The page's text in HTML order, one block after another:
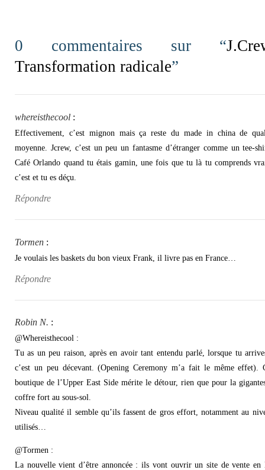
0 commentaires sur “
Transformation radicale”
whereisthecool :
Effectivement, c’est mignon mais ça reste du made in china de
moyenne. Jcrew, c’est un peu un fantasme d’étranger comme un tee-
Café Orlando quand tu étais gamin, une fois que tu là tu comprends
c’est et tu es déçu.
Répondre
Tormen :
Je voulais les baskets du bon vieux Frank, il livre pas en France…
Répondre
Robin N. :
@Whereisthecool :
Tu as un peu raison, après en avoir tant entendu parlé, lorsque tu
c’est un peu décevant. (Opening Ceremony m’a fait le même effet).
boutique de l’Upper East Side mérite le détour, rien que pour la
coffre fort au sous-sol.
Niveau qualité il semble qu’ils fassent de gros effort, notamment au
utilisés…
@Tormen :
La nouvelle vient d’être annoncée : ils vont ouvrir un site de vente en